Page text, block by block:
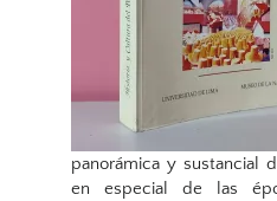
panorámica y sustancial
en especial de las